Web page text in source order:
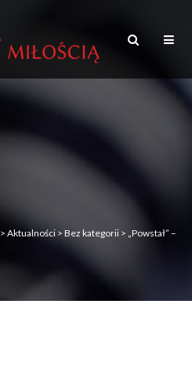
> Aktualności > Bez kategorii > „Powstał” –